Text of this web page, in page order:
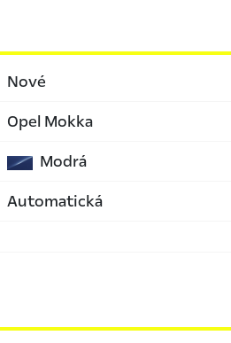
nové
Opel Mokka
Modrá
automatická